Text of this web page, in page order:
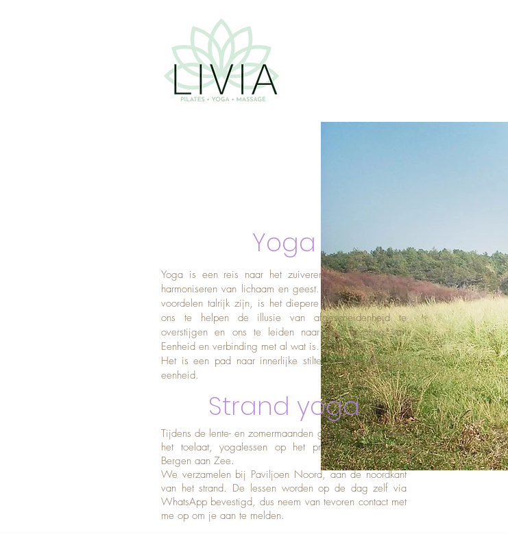
Yoga
Yoga is een reis naar het zuiveren, energetiseren en
harmoniseren van lichaam en geest. Hoewel de fysieke
voordelen talrijk zijn, is het diepere doel van yoga om
ons te helpen de illusie van afgescheidenheid te
overstijgen en ons te leiden naar een ervaring van
Eenheid en verbinding met al wat is.
Het is een pad naar innerlijke stilte, aanwezigheid en
eenheid.
Strand yoga
Tijdens de lente- en zomermaanden geef ik, als het weer
het toelaat, yogalessen op het prachtige strand van
Bergen aan Zee.
We verzamelen bij Paviljoen Noord, aan de noordkant
van het strand. De lessen worden op de dag zelf via
WhatsApp bevestigd, dus neem van tevoren contact met
me op om je aan te melden.